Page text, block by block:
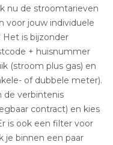
nu de stroomtarieven
voor jouw individuele
is bijzonder
+ huisnummer
(stroom plus gas) en
of dubbele meter).
de verbintenis
contract) en kies
is ook een filter voor
je binnen een paar